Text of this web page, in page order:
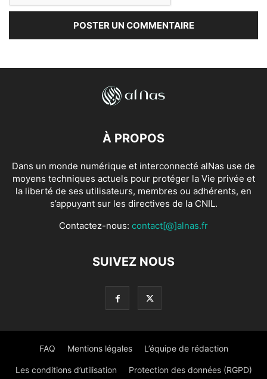
À PROPOS
Dans un monde numérique et interconnecté alNas use de
moyens techniques actuels pour protéger la Vie privée et
la liberté de ses utilisateurs, membres ou adhérents, en
s’appuyant sur les directives de la CNIL.
Contactez-nous: contact[@]alnas.fr
SUIVEZ NOUS
FAQ Mentions légales L’équipe de rédaction
Les conditions d’utilisation Protection des données (RGPD)